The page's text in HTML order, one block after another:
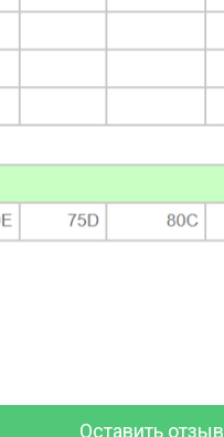
Оставить отзыв